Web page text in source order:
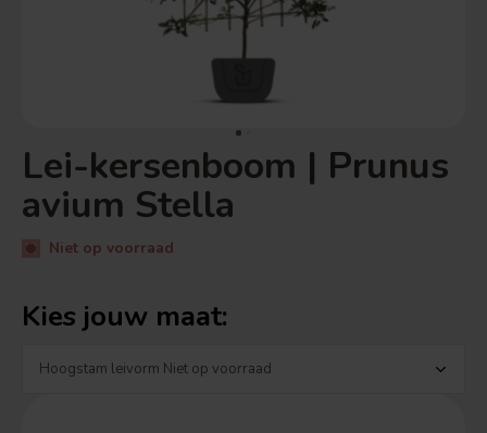
Lei-kersenboom | Prunus
avium Stella
Niet op voorraad
Kies jouw maat: